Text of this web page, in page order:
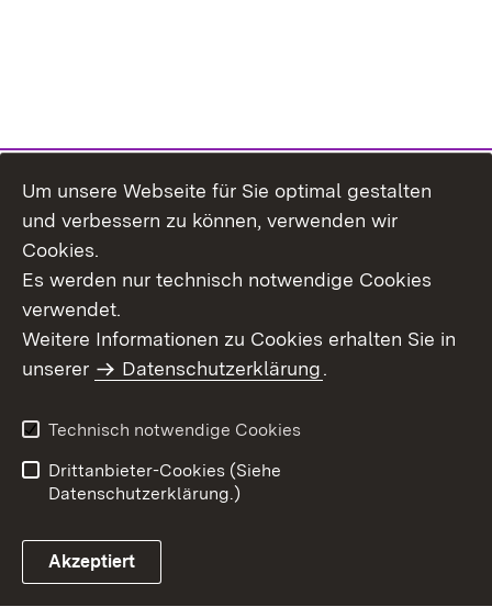
Themenübersicht
Barrierefreiheit
Um unsere Webseite für Sie optimal gestalten
und verbessern zu können, verwenden wir
Cookies.
Es werden nur technisch notwendige Cookies
verwendet.
Weitere Informationen zu Cookies erhalten Sie in
unserer
Datenschutzerklärung.
Technisch notwendige Cookies
Drittanbieter-Cookies (Siehe
Datenschutzerklärung.)
Akzeptiert